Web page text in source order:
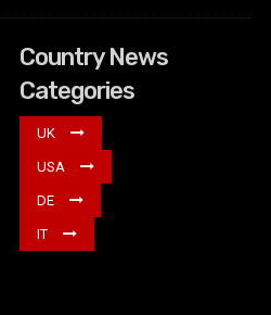
Country News
Categories
UK
USA
DE
IT